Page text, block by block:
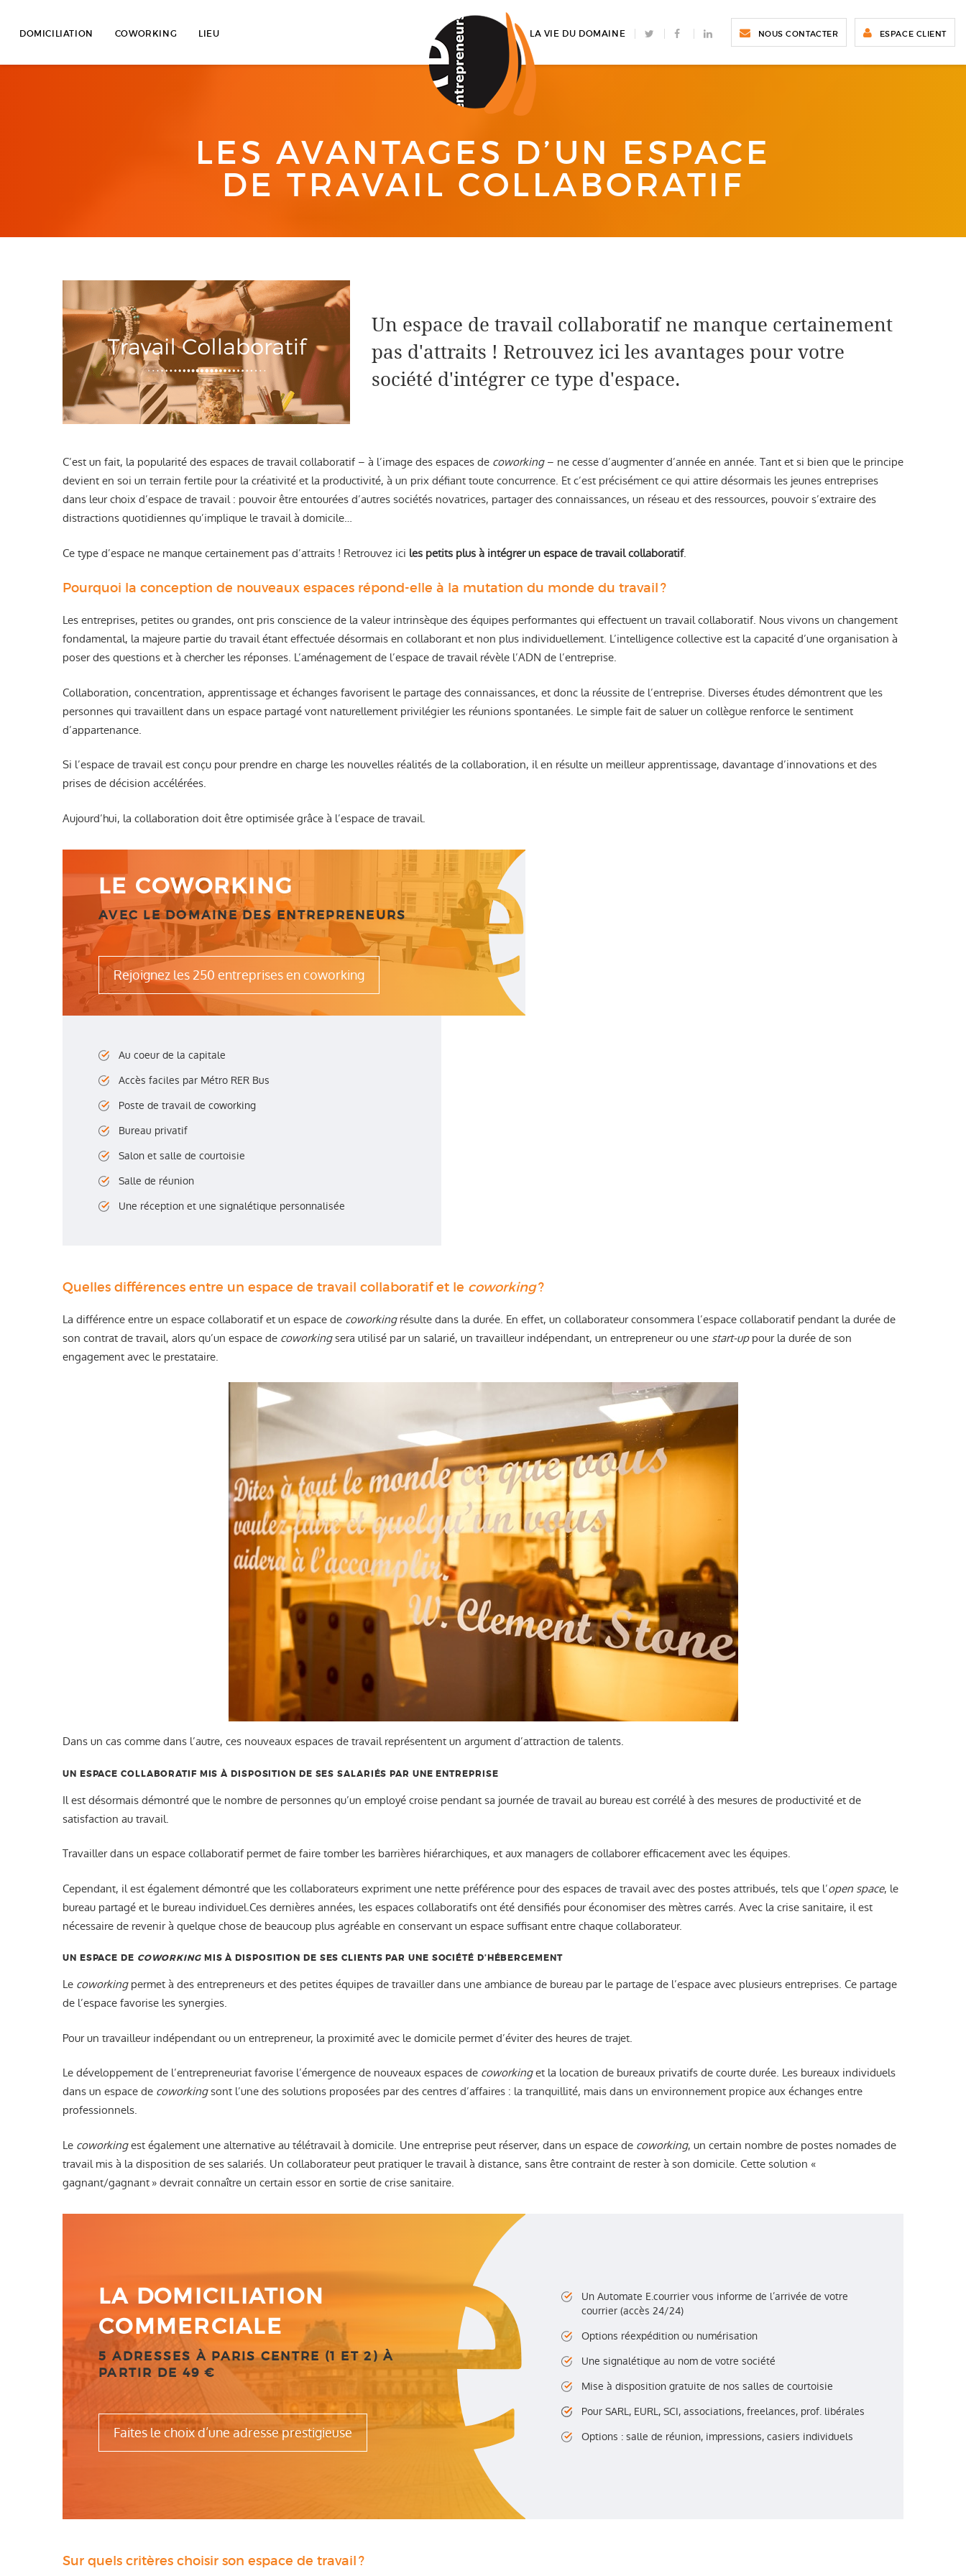
contentDOMICILIATION COWORKING LIEU LA VIE DU DOMAINE TWITTERFACEBOOKLINKEDINNOUS CONTACTER ESPACE CLIENT
LES AVANTAGES D’UN ESPACE
DE TRAVAIL COLLABORATIF
Un espace de travail collaboratif ne manque certainement
pas d'attraits ! Retrouvez ici les avantages pour votre
société d'intégrer ce type d'espace.
C’est un fait, la popularité des espaces de travail collaboratif – à l’image des espaces de coworking– ne cesse d’augmenter d’année en année. Tant et si bien que le principe
devient en soi un terrain fertile pour la créativité et la productivité, à un prix défiant toute concurrence. Et c’est précisément ce qui attire désormais les jeunes entreprises
dans leur choix d’espace de travail : pouvoir être entourées d’autres sociétés novatrices, partager des connaissances, un réseau et des ressources, pouvoir s’extraire des
distractions quotidiennes qu’implique le travail à domicile…
Ce type d’espace ne manque certainement pas d’attraits ! Retrouvez ici les petits plus à intégrer un espace de travail collaboratif.
Pourquoi la conception de nouveaux espaces répond-elle à la mutation du monde du travail ?
Les entreprises, petites ou grandes, ont pris conscience de la valeur intrinsèque des équipes performantes qui effectuent un travail collaboratif. Nous vivons un changement
fondamental, la majeure partie du travail étant effectuée désormais en collaborant et non plus individuellement. L’intelligence collective est la capacité d’une organisation à
poser des questions et à chercher les réponses. L’aménagement de l’espace de travail révèle l’ADN de l’entreprise.
Collaboration, concentration, apprentissage et échanges favorisent le partage des connaissances, et donc la réussite de l’entreprise. Diverses études démontrent que les
personnes qui travaillent dans un espace partagé vont naturellement privilégier les réunions spontanées. Le simple fait de saluer un collègue renforce le sentiment
d’appartenance.
Si l’espace de travail est conçu pour prendre en charge les nouvelles réalités de la collaboration, il en résulte un meilleur apprentissage, davantage d’innovations et des
prises de décision accélérées.
Aujourd’hui, la collaboration doit être optimisée grâce à l’espace de travail.
LE COWORKING
AVEC LE DOMAINE DES ENTREPRENEURS
Rejoignez les 250 entreprises en coworking
Au coeur de la capitale
Accès faciles par Métro RER Bus
Poste de travail de coworking
Bureau privatif
Salon et salle de courtoisie
Salle de réunion
Une réception et une signalétique personnalisée
Quelles différences entre un espace de travail collaboratif et le coworking?
La différence entre un espace collaboratif et un espace de coworkingrésulte dans la durée. En effet, un collaborateur consommera l’espace collaboratif pendant la durée de
son contrat de travail, alors qu’un espace de coworkingsera utilisé par un salarié, un travailleur indépendant, un entrepreneur ou une start-uppour la durée de son
engagement avec le prestataire.
Dans un cas comme dans l’autre, ces nouveaux espaces de travail représentent un argument d’attraction de talents.
UN ESPACE COLLABORATIF MIS À DISPOSITION DE SES SALARIÉS PAR UNE ENTREPRISE
Il est désormais démontré que le nombre de personnes qu’un employé croise pendant sa journée de travail au bureau est corrélé à des mesures de productivité et de
satisfaction au travail.
Travailler dans un espace collaboratif permet de faire tomber les barrières hiérarchiques, et aux managers de collaborer efficacement avec les équipes.
Cependant, il est également démontré que les collaborateurs expriment une nette préférence pour des espaces de travail avec des postes attribués, tels que l’open space, le
bureau partagé et le bureau individuel.Ces dernières années, les espaces collaboratifs ont été densifiés pour économiser des mètres carrés. Avec la crise sanitaire, il est
nécessaire de revenir à quelque chose de beaucoup plus agréable en conservant un espace suffisant entre chaque collaborateur.
UN ESPACE DE COWORKINGMIS À DISPOSITION DE SES CLIENTS PAR UNE SOCIÉTÉ D’HÉBERGEMENT
Le coworkingpermet à des entrepreneurs et des petites équipes de travailler dans une ambiance de bureau par le partage de l’espace avec plusieurs entreprises. Ce partage
de l’espace favorise les synergies.
Pour un travailleur indépendant ou un entrepreneur, la proximité avec le domicile permet d’éviter des heures de trajet.
Le développement de l’entrepreneuriat favorise l’émergence de nouveaux espaces de coworkinget la location de bureaux privatifs de courte durée. Les bureaux individuels
dans un espace de coworkingsont l’une des solutions proposées par des centres d’affaires : la tranquillité, mais dans un environnement propice aux échanges entre
professionnels.
Le coworkingest également une alternative au télétravail à domicile. Une entreprise peut réserver, dans un espace de coworking, un certain nombre de postes nomades de
travail mis à la disposition de ses salariés. Un collaborateur peut pratiquer le travail à distance, sans être contraint de rester à son domicile. Cette solution «
gagnant/gagnant » devrait connaître un certain essor en sortie de crise sanitaire.
LA DOMICILIATION
COMMERCIALE
5 ADRESSES À PARIS CENTRE (1 ET 2) À
PARTIR DE 49 €
Faites le choix d’une adresse prestigieuse
Un Automate E.courrier vous informe de l’arrivée de votre
courrier (accès 24/24)
Options réexpédition ou numérisation
Une signalétique au nom de votre société
Mise à disposition gratuite de nos salles de courtoisie
Pour SARL, EURL, SCI, associations, freelances, prof. libérales
Options : salle de réunion, impressions, casiers individuels
Sur quels critères choisir son espace de travail ?